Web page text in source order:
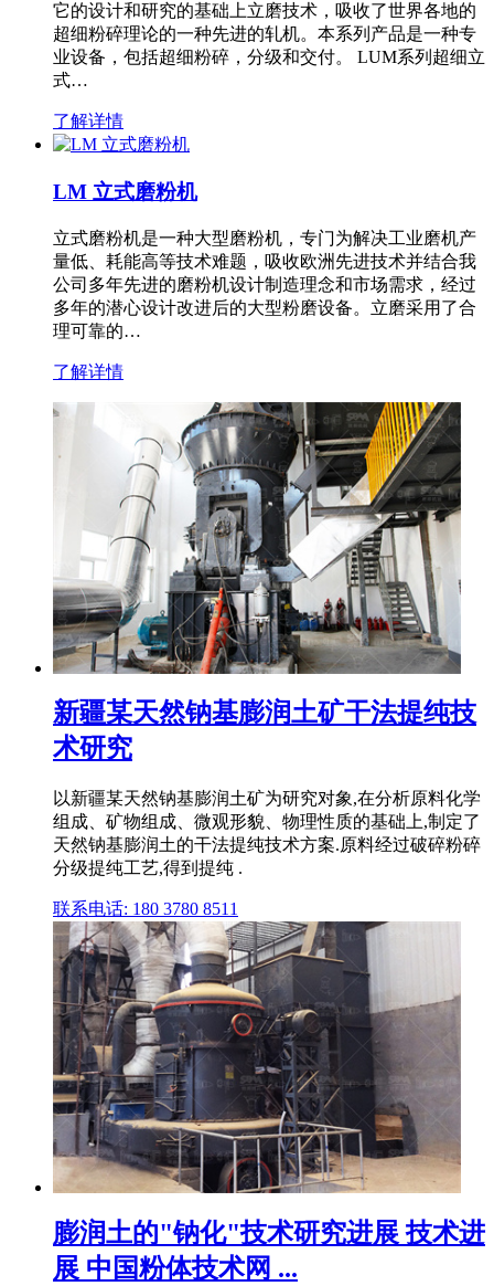
它的设计和研究的基础上立磨技术，吸收了世界各地的
超细粉碎理论的一种先进的轧机。本系列产品是一种专
业设备，包括超细粉碎，分级和交付。 LUM系列超细立
式…
了解详情
LM 立式磨粉机
立式磨粉机是一种大型磨粉机，专门为解决工业磨机产
量低、耗能高等技术难题，吸收欧洲先进技术并结合我
公司多年先进的磨粉机设计制造理念和市场需求，经过
多年的潜心设计改进后的大型粉磨设备。立磨采用了合
理可靠的…
了解详情
新疆某天然钠基膨润土矿干法提纯技
术研究
以新疆某天然钠基膨润土矿为研究对象,在分析原料化学
组成、矿物组成、微观形貌、物理性质的基础上,制定了
天然钠基膨润土的干法提纯技术方案.原料经过破碎粉碎
分级提纯工艺,得到提纯 .
联系电话: 180 3780 8511
膨润土的"钠化"技术研究进展 技术进
展 中国粉体技术网 ...